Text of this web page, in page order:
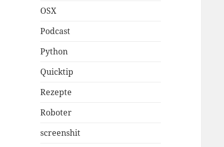
OSX
Podcast
Python
Quicktip
Rezepte
Roboter
screenshit